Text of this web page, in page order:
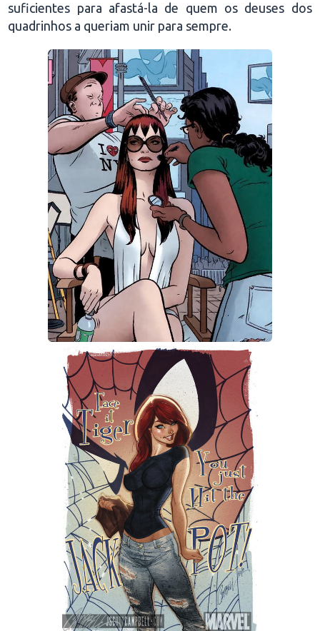
suficientes para afastá-la de quem os deuses dos
quadrinhos a queriam unir para sempre.